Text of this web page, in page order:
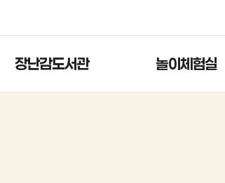
장난감도서관 놀이체험실